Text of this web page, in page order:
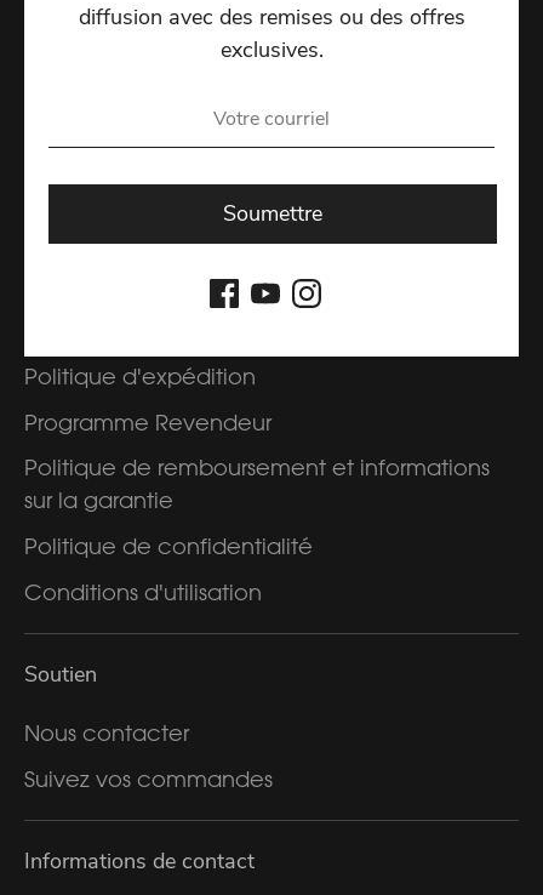
Recevez les dernières offres spéciales et actualités
Politique d'expédition
Programme Revendeur
Politique de remboursement et informations
sur la garantie
Politique de confidentialité
Conditions d'utilisation
Soutien
Nous contacter
Suivez vos commandes
Informations de contact
diffusion avec des remises ou des offres
exclusives.
Soumettre